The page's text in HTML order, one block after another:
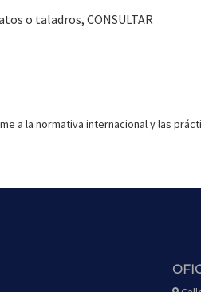
o taladros, CONSULTAR
a la normativa internacional y las